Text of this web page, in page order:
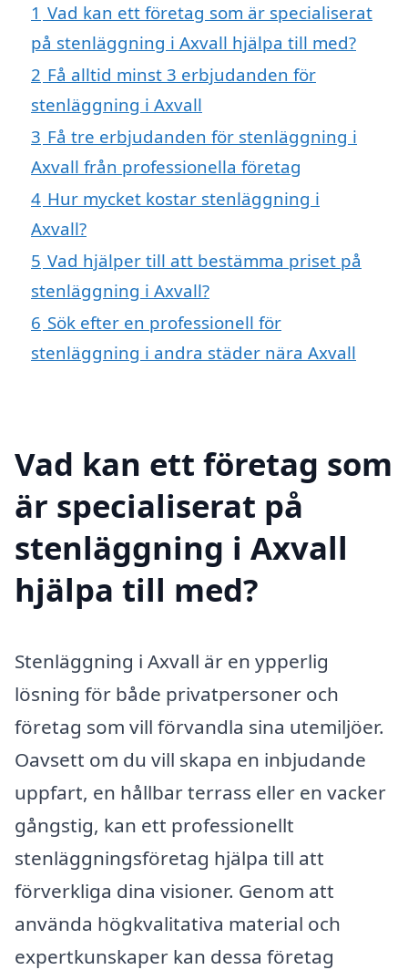
1 Vad kan ett företag som är specialiserat
på stenläggning i Axvall hjälpa till med?
2 Få alltid minst 3 erbjudanden för
stenläggning i Axvall
3 Få tre erbjudanden för stenläggning i
Axvall från professionella företag
4 Hur mycket kostar stenläggning i
Axvall?
5 Vad hjälper till att bestämma priset på
stenläggning i Axvall?
6 Sök efter en professionell för
stenläggning i andra städer nära Axvall
Vad kan ett företag som
är specialiserat på
stenläggning i Axvall
hjälpa till med?
Stenläggning i Axvall är en ypperlig
lösning för både privatpersoner och
företag som vill förvandla sina utemiljöer.
Oavsett om du vill skapa en inbjudande
uppfart, en hållbar terrass eller en vacker
gångstig, kan ett professionellt
stenläggningsföretag hjälpa till att
förverkliga dina visioner. Genom att
använda högkvalitativa material och
expertkunskaper kan dessa företag